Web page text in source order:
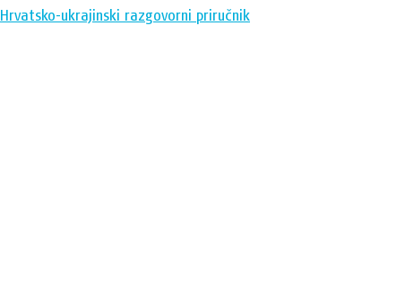
Hrvatsko-ukrajinski razgovorni priručnik